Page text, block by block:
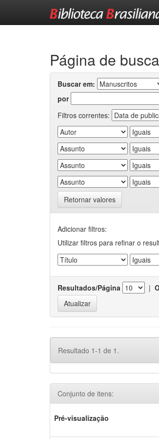
Página de busca
Buscar em:
por
Filtros correntes:
Retornar valores
Adicionar filtros:
Utilizar filtros para refinar o
Resultados/Página |
Resultado 1-1 de 1.
Conjunto de itens:
Pré-visualização